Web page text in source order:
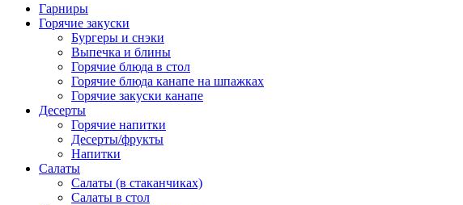
Гарниры
Горячие закуски
Бургеры и снэки
Выпечка и блины
Горячие блюда в стол
Горячие блюда канапе на шпажках
Горячие закуски канапе
Десерты
Горячие напитки
Десерты/фрукты
Напитки
Салаты
Салаты (в стаканчиках)
Салаты в стол